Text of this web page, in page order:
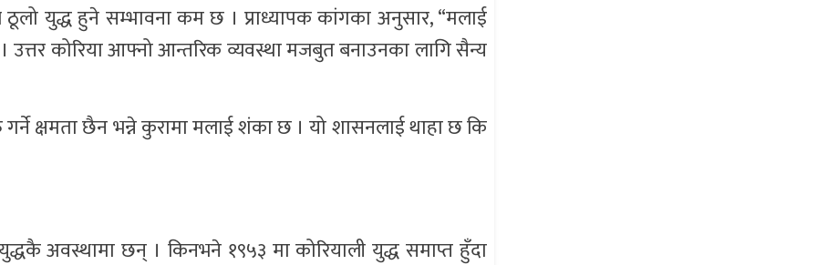
युद्ध हुने सम्भावना कम छ । प्राध्यापक कांगका अनुसार, “मलाई
कोरिया आफ्नो आन्तरिक व्यवस्था मजबुत बनाउनका लागि सैन्य
क्षमता छैन भन्ने कुरामा मलाई शंका छ । यो शासनलाई थाहा छ कि
अवस्थामा छन् । किनभने १९५३ मा कोरियाली युद्ध समाप्त हुँदा